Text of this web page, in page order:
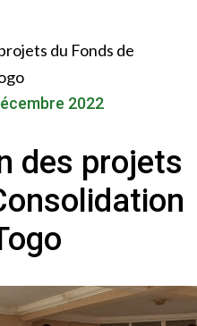
du Fonds de
2022
des projets